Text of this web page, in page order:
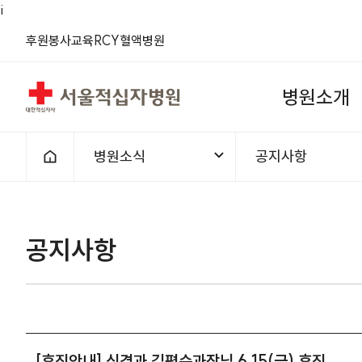
i
후원(새 창)
봉사(새 창)
교육(새 창)
RCY(새 창)
혈액(새 창)
병원
서울적십자병원 병원소개
홈으로 1차메뉴
병원소식
2차메뉴
공지사항
공지사항 | 병원소식 | [휴진안
공지사항